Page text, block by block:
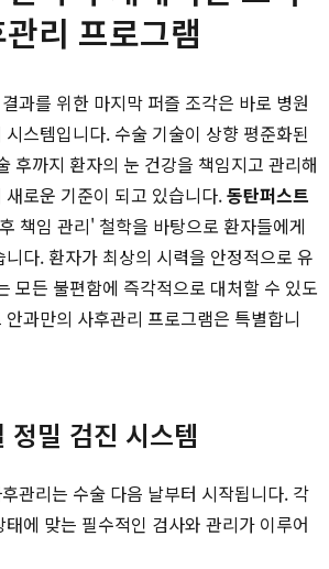
리 프로그램
과를 위한 마지막 퍼즐 조각은 바로 병원
스템입니다. 수술 기술이 상향 평준화된
후까지 환자의 눈 건강을 책임지고 관리해
로운 기준이 되고 있습니다.동탄퍼스트
책임 관리' 철학을 바탕으로 환자들에게
다. 환자가 최상의 시력을 안정적으로 유
모든 불편함에 즉각적으로 대처할 수 있도
과만의 사후관리 프로그램은 특별합니
정밀 검진 시스템
관리는 수술 다음 날부터 시작됩니다. 각
에 맞는 필수적인 검사와 관리가 이루어